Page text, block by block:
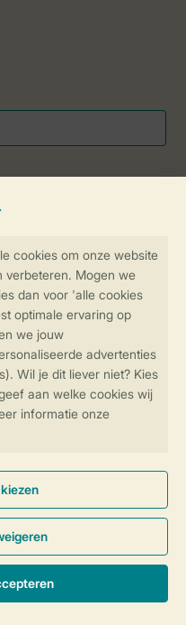
gegevens &
© 2026 Landal